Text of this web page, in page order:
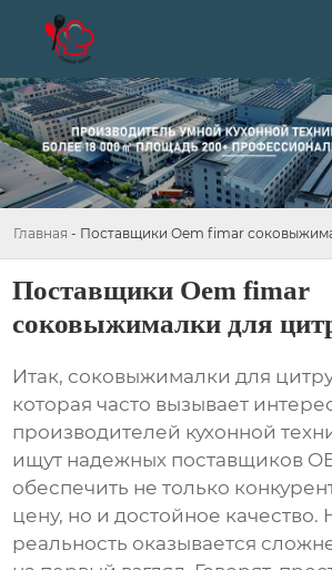
Главная - Поставщики Oem fimar
Поставщики Oem fimar
соковыжималки для
Итак, соковыжималки для
которая часто вызывает
производителей кухонной
ищут надежных поставщиков
обеспечить не только
цену, но и достойное качество.
реальность оказывается